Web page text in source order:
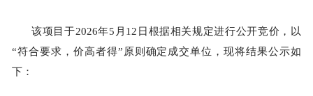
该项目于2026年5月12日根据相关规定进行公开竞价，以
“符合要求，价高者得”原则确定成交单位，现将结果公示如
下：